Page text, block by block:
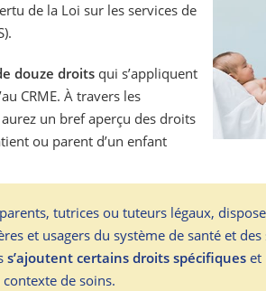
de la Loi sur les services de
douze droits qui s’appliquent
CRME. À travers les
un bref aperçu des droits
ou parent d’un enfant
tutrices ou tuteurs légaux,
et usagers du système de santé et des
s’ajoutent certains droits spécifiques et
de soins.